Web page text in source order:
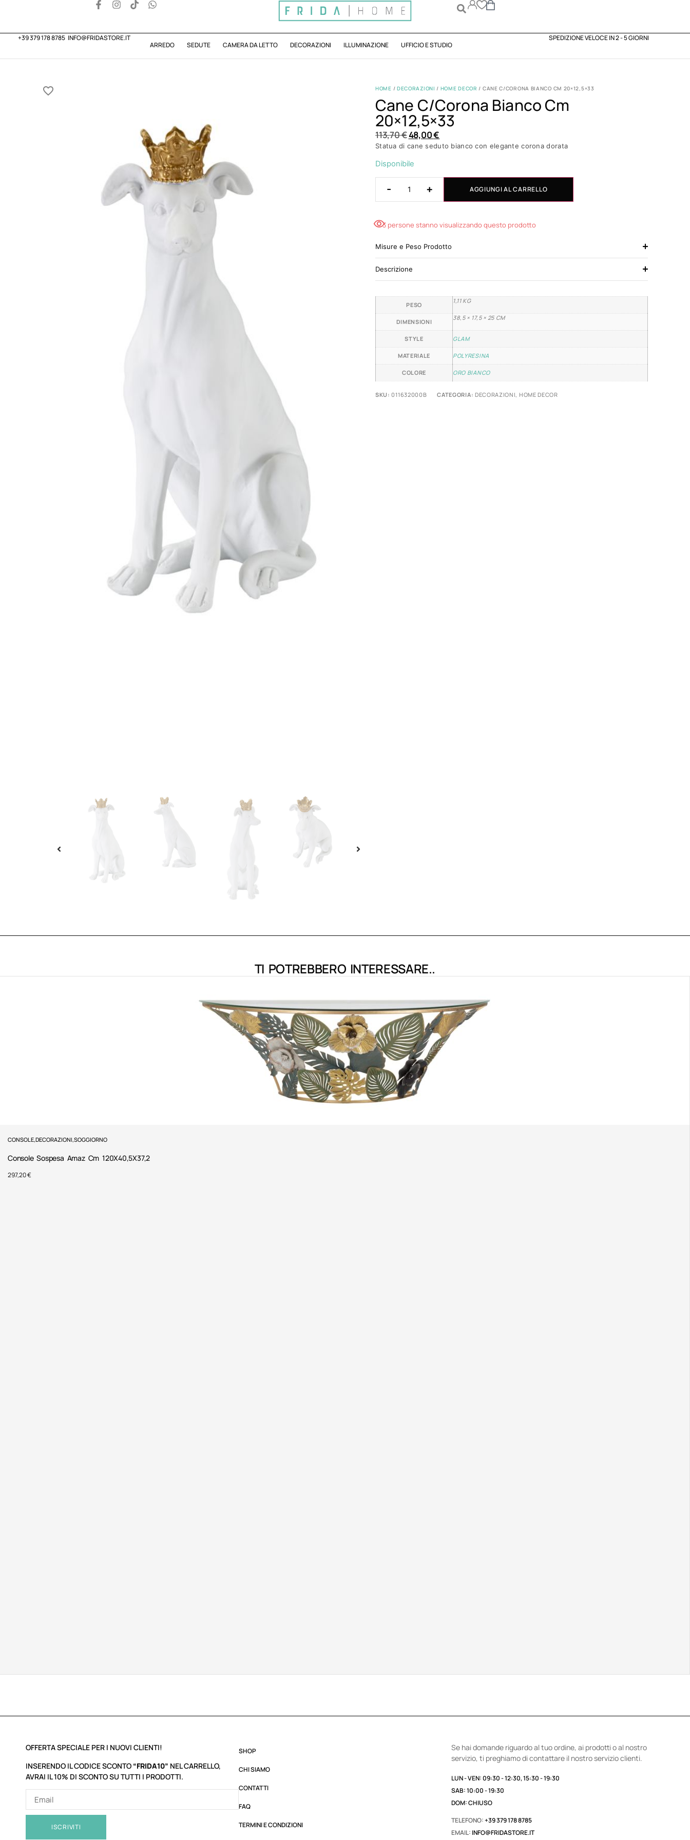
+39 379 178 8785 INFO@FRIDASTORE.IT
ARREDO
SEDUTE CAMERA DA LETTO DECORAZIONI ILLUMINAZIONE UFFICIO E STUDIO
SPEDIZIONE VELOCE IN 2 - 5 GIORNI
HOME / DECORAZIONI / HOME DECOR / CANE C/CORONA BIANCO CM 20×12,5×33
Cane C/corona Bianco Cm
20×12,5×33
113,70€48,00€
Statua di cane seduto bianco con elegante corona dorata
Disponibile
- + AGGIUNGI AL CARRELLO
3 persone stanno visualizzando questo prodotto
Misure e Peso Prodotto
Descrizione
PESO
1,11 KG
DIMENSIONI
38,5 × 17,5 × 25 CM
STYLE GLAM
MATERIALE POLYRESINA
COLORE ORO BIANCO
SKU:011632000B CATEGORIA: DECORAZIONI HOME DECOR
TI POTREBBERO INTERESSARE..
CONSOLE,DECORAZIONI,SOGGIORNO
Console Sospesa Amaz Cm 120X40,5X37,2
297,20€
OFFERTA SPECIALE PER I NUOVI CLIENTI!
INSERENDO IL CODICE SCONTO “FRIDA10” NEL CARRELLO,
AVRAI IL 10% DI SCONTO SU TUTTI I PRODOTTI.
ISCRIVITI
SHOP
CHI SIAMO
CONTATTI
FAQ
TERMINI E CONDIZIONI
Se hai domande riguardo al tuo ordine, ai prodotti o al nostro
servizio, ti preghiamo di contattare il nostro servizio clienti.
LUN - VEN: 09:30 - 12:30, 15:30 - 19:30
SAB: 10:00 - 19:30
DOM: CHIUSO
TELEFONO:+39 379 178 8785
EMAIL: INFO@FRIDASTORE.IT